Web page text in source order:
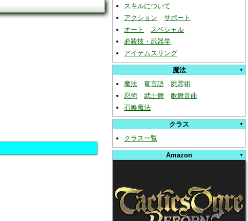
スキルについて
アクション
サポート
オート
スペシャル
必殺技・武器学
アイテムスリング
魔法
魔法
竜言語
屍霊術
忍術
武士舞
歌舞音曲
召喚魔法
クラス
クラス一覧
Amazon